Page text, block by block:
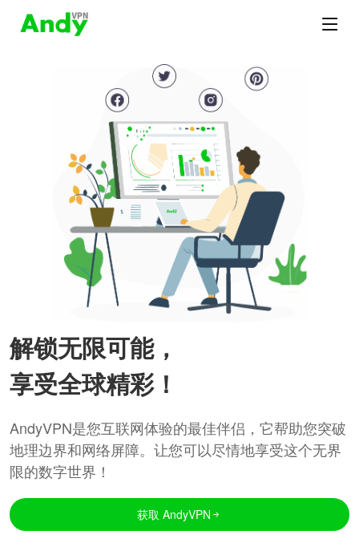
解锁无限可能，
享受全球精彩！
AndyVPN是您互联网体验的最佳伴侣，它帮助您突破
地理边界和网络屏障。让您可以尽情地享受这个无界
限的数字世界！
获取 AndyVPN